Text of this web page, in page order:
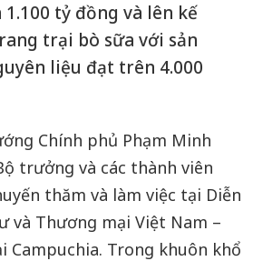
tỷ đồng và lên kế
trại bò sữa với sản
liệu đạt trên 4.000
Chính phủ Phạm Minh
trưởng và các thành viên
thăm và làm việc tại Diễn
và Thương mại Việt Nam –
Campuchia. Trong khuôn khổ